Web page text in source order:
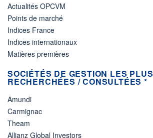
Actualités OPCVM
Points de marché
Indices France
Indices internationaux
Matières premières
SOCIÉTÉS DE GESTION LES PLUS
RECHERCHÉES / CONSULTÉES *
Amundi
Carmignac
Theam
Allianz Global Investors